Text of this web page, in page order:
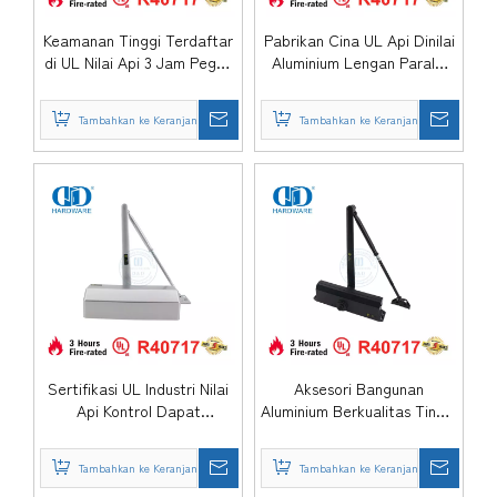
Keamanan Tinggi Terdaftar
di UL Nilai Api 3 Jam Pegas
Hidraulik Geser Pintu
Apartemen Rumah Sakit
Otomatis Lebih Dekat-
Tambahkan ke Keranjang
Pabrikan Cina UL Api Dinilai
Aluminium Lengan Paralel
Baja Logam Pintu Closer-
DDDC059
Tambahkan ke Keranjang
Sertifikasi UL Industri Nilai
Api Kontrol Dapat
Slience Hidrolik Otomatis
Dapur Pintu Ganda Closer-
Tambahkan ke Keranjang
Aksesori Bangunan
Aluminium Berkualitas Tinggi
Closer-DDDC058 Pegas
Ayun Hidrolik Pintu Keluar
Tambahkan ke Keranjang